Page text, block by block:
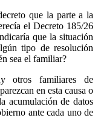
que la parte a la
el Decreto 185/26
que la situación
tipo de resolución
sea el familiar?
otros familiares de
en esta causa o
acumulación de datos
ante cada uno de